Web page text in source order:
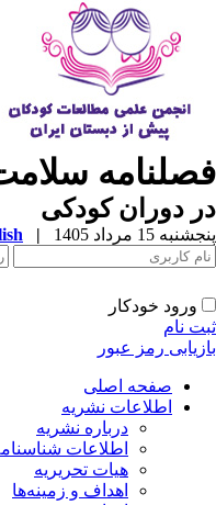
دوران کودکی
15 مرداد 1405 |
ورود خودکار
نام
رمز عبور
صفحه اصلی
اطلاعات نشریه
درباره نشریه
اطلاعات شناسنامه
هیات تحریریه
اهداف و زمینه‌ها